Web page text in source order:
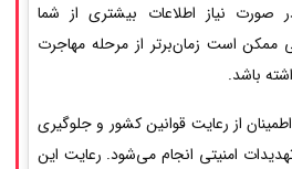
صورت نیاز اطلاعات بیشتری از شما
ممکن است زمان‌برتر از مرحله مهاجرت
باشد.
از رعایت قوانین کشور و جلوگیری
تهدیدات امنیتی انجام می‌شود. رعایت این